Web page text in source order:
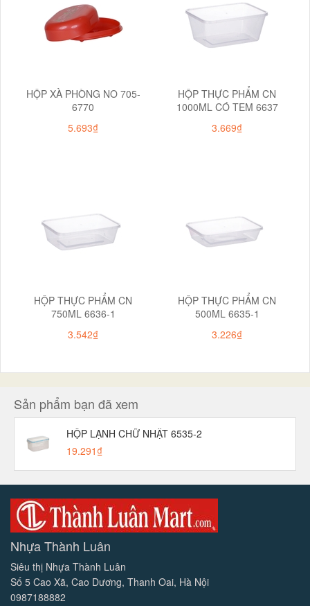
HỘP XÀ PHÒNG NO 705-
6770
5.693₫
HỘP THỰC PHẨM CN
1000ML CÓ TEM 6637
3.669₫
HỘP THỰC PHẨM CN
750ML 6636-1
3.542₫
HỘP THỰC PHẨM CN
500ML 6635-1
3.226₫
Sản phẩm bạn đã xem
HỘP LẠNH CHỮ NHẬT 6535-2
19.291₫
Nhựa Thành Luân
Siêu thị Nhựa Thành Luân
Số 5 Cao Xã, Cao Dương, Thanh Oai, Hà Nội
0987188882